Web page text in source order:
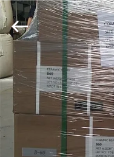
HUIS
PRODUCTEN
VIDEO'S
Zhengzhou
Zhengtong
Abrasive
Import&Export
Co.,Ltd.
All
Rights
Reserved.